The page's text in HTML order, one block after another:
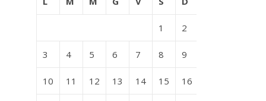
1 2
3 4 5 6 7 8 9
10 11 12 13 14 15 16